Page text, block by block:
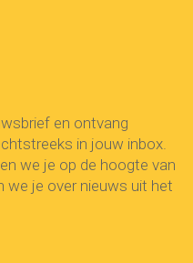
en ontvang
in jouw inbox.
we je op de hoogte van
we je over nieuws uit het